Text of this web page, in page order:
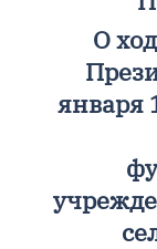
О
января